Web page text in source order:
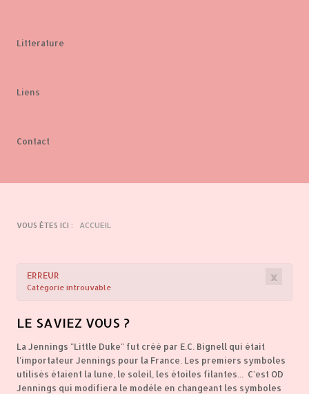
Litterature
Liens
Contact
VOUS ÊTES ICI : ACCUEIL
×
ERREUR
Catégorie introuvable
LE SAVIEZ VOUS ?
La Jennings "Little Duke" fut créé par E.C. Bignell qui était
l'importateur Jennings pour la France. Les premiers symboles
utilisés étaient la lune, le soleil, les étoiles filantes... C'est OD
Jennings qui modifiera le modèle en changeant les symboles